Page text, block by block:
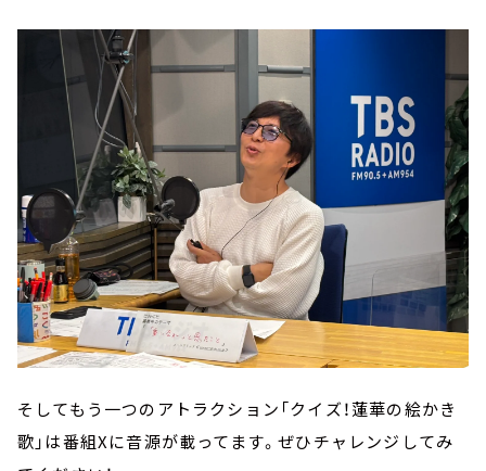
そしてもう一つのアトラクション「クイズ！蓮華の絵かき
歌」は番組Xに音源が載ってます。ぜひチャレンジしてみ